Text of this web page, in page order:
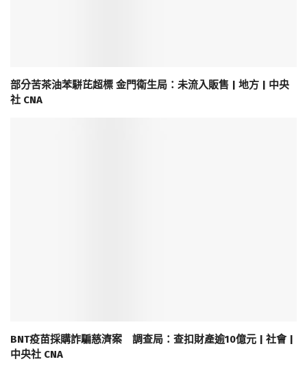
部分苦茶油苯駢芘超標 金門衛生局：未流入販售 | 地方 | 中央
社 CNA
BNT疫苗採購詐騙慈濟案 調查局：查扣財產逾10億元 | 社會 |
中央社 CNA